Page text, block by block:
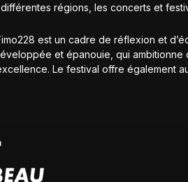
régions, les concerts et
est un cadre de réflexion et
et épanouie, qui
Le festival offre également